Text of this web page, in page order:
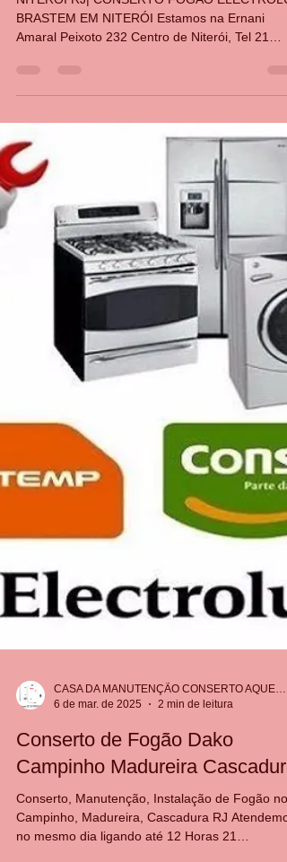
Conserto de Fogão Electrolux
Amaral Peixoto 232 Centro de Niterói, Tel 21
30480411 34765340 ATENDEMOS NO MESMO
DIA LIGANDOATÉ 12 HORAS Conserto de Fogão
em Niterói, Icaraí, Inga, Santa Rosa, Badu,
Fonseca, Charitas Manutenção de Fogão,
Eletrolux, Brastemp, Consul, Atlas, Dako, Bosch,
Semer Instalação de Fogão, Gás de Rua, Gás de
Botijão em Niterói, Rio de Janeiro Conversão de
Fogão, Gás de Rua, Gás de Botijão em
CASA DA MANUTENÇÃO CONSERTO AQUECEDOR RINNAI
6 de mar. de 2025
2 min de leitura